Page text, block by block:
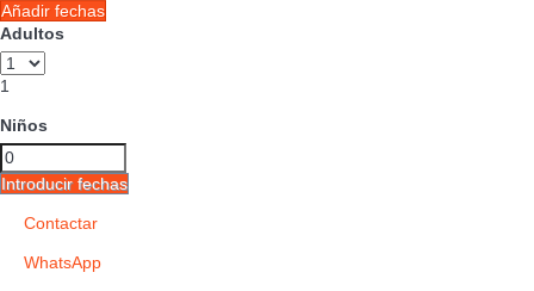
Añadir fechas
Adultos
1
Niños
Introducir fechas
Contactar
WhatsApp